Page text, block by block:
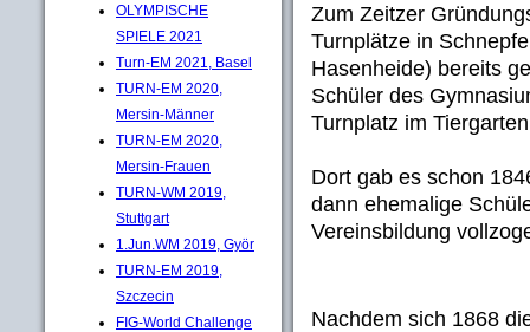
OLYMPISCHE
SPIELE 2021
Turn-EM 2021, Basel
TURN-EM 2020,
Mersin-Männer
TURN-EM 2020,
Mersin-Frauen
TURN-WM 2019,
Stuttgart
1.Jun.WM 2019, Györ
TURN-EM 2019,
Szczecin
FIG-World Challenge
Zum Zeitzer
Turnplätze in
Hasenheide) bereits
Schüler des
Turnplatz im
Dort gab es schon
dann ehemalige
Vereinsbildung
Nachdem sich 1868